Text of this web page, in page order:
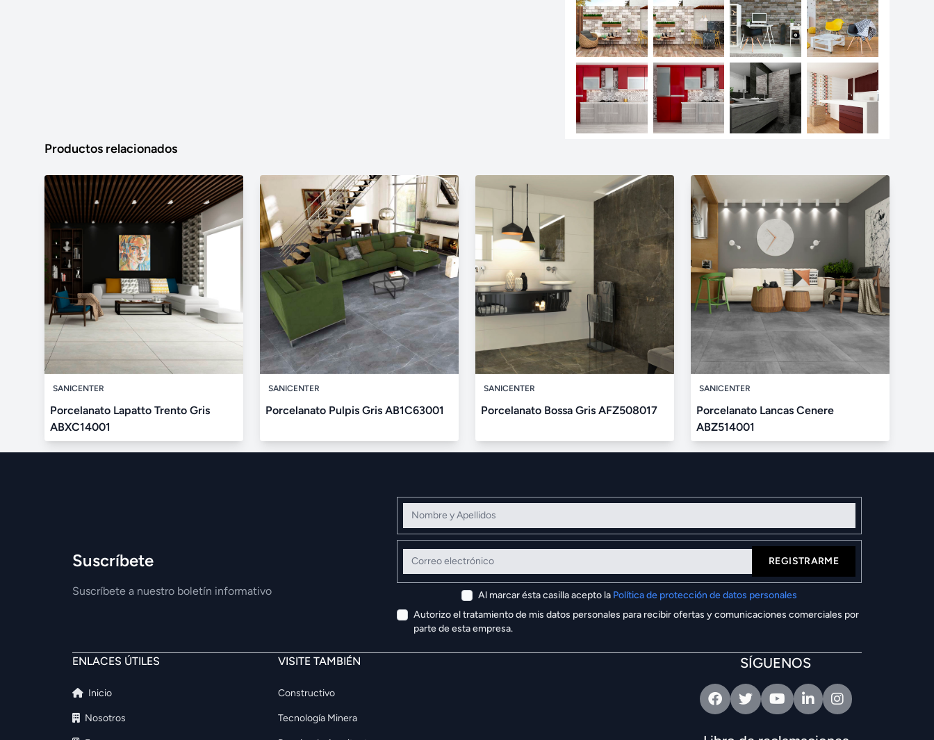
Productos relacionados
SANICENTER
Porcelanato Lapatto Trento Gris
ABXC14001
SANICENTER
Porcelanato Pulpis Gris AB1C63001
SANICENTER
Porcelanato Bossa Gris AFZ508017
SANICENTER
Porcelanato Lancas Cenere
ABZ514001
Suscríbete
Suscríbete a nuestro boletín informativo
Nombre y Apellidos
Correo electrónico
REGISTRARME
Al marcar ésta casilla acepto la Política de protección de datos personales
Autorizo el tratamiento de mis datos personales para recibir ofertas y comunicaciones comerciales por
parte de esta empresa.
ENLACES ÚTILES
Inicio
Nosotros
VISITE TAMBIÉN
Constructivo
Tecnología Minera
SÍGUENOS
FacebookTwitterYoutubeLinkedinIntagram